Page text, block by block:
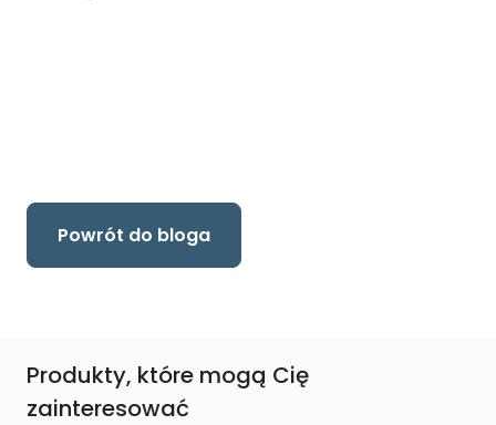
Powrót do bloga
Produkty, które mogą Cię
zainteresować